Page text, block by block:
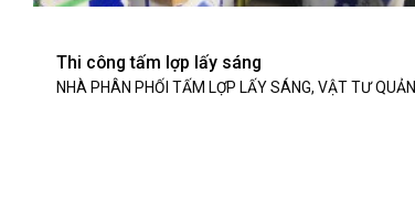
Thi công tấm lợp lấy sáng
NHÀ PHÂN PHỐI TẤM LỢP LẤY SÁNG, VẬT TƯ